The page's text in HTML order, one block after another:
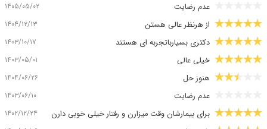
عدم رضایت ۱۴۰۵/۰۵/۰۲
از هرنظر عالی هستن ۱۴۰۴/۱۲/۱۳
دکتری بسیارباتجربه ای هستند ۱۴۰۳/۱۰/۱۷
خیلی عالی ۱۴۰۳/۰۵/۰۱
هنوز حل ۱۴۰۴/۰۶/۲۶
عدم رضایت ۱۴۰۳/۰۶/۱۰
برای بیمارشان وقت میزارن و رفتار خیلی خوبی دارن ۱۴۰۲/۱۲/۲۴